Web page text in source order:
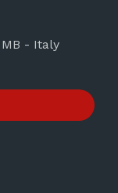
- Italy